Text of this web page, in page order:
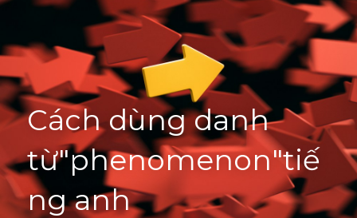
Học thử →
Cách dùng danh
từ"phenomenon"tiế
ng anh